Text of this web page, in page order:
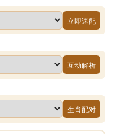
坤上震下
雷无妄 乾上震下
大畜 艮上乾下
颐 艮上震下
立即速配
互动解析
生肖配对